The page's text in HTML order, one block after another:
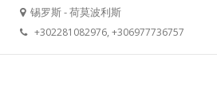
锡罗斯 - 荷莫波利斯
+302281082976, +306977736757